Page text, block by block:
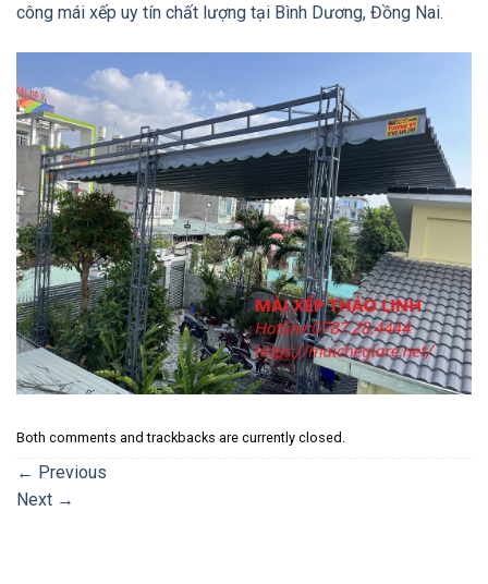
công mái xếp uy tín chất lượng tại Bình Dương, Đồng Nai.
Both comments and trackbacks are currently closed.
← Previous
Next →